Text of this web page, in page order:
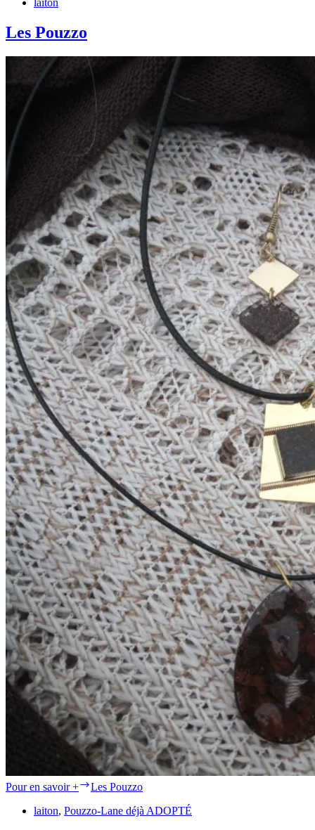
laiton
Les Pouzzo
Pour en savoir +
Les Pouzzo
laiton, Pouzzo-Lane déjà ADOPTÉ